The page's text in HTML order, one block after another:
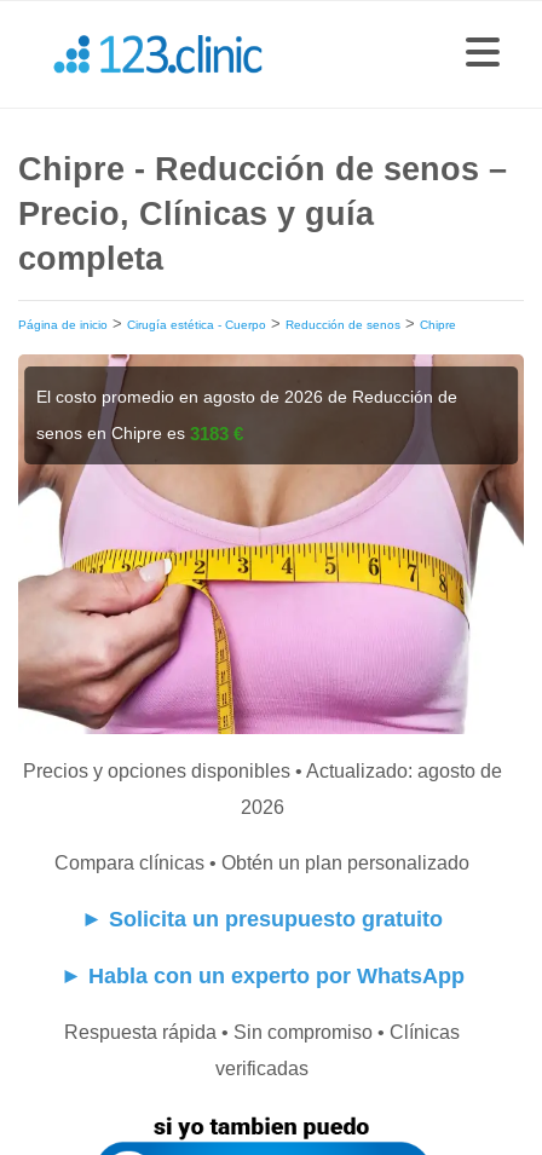
Chipre - Reducción de senos –
Precio, Clínicas y guía
completa
Página de inicio > Cirugía estética - Cuerpo > Reducción de senos > Chipre
El costo promedio en agosto de 2026 de Reducción de
senos en Chipre es3183 €
Precios y opciones disponibles • Actualizado: agosto de
2026
Compara clínicas • Obtén un plan personalizado
► Solicita un presupuesto gratuito
► Habla con un experto por WhatsApp
Respuesta rápida • Sin compromiso • Clínicas
verificadas